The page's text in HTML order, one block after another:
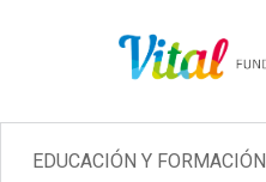
EDUCACIÓN Y FORMACIÓN